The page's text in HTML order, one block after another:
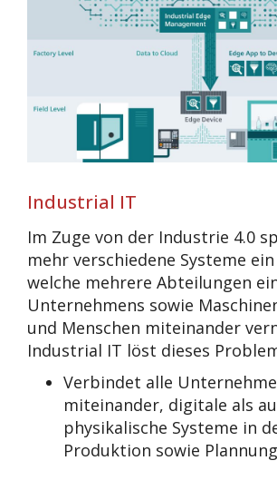
Industrial IT
Im Zuge von der Industrie 4.0
mehr verschiedene Systeme ein
welche mehrere Abteilungen
Unternehmens sowie
und Menschen miteinander
Industrial IT löst dieses
Verbindet alle
miteinander, digitale als
physikalische Systeme in
Produktion sowie